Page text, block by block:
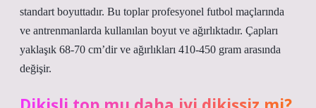
standart boyuttadır. Bu toplar profesyonel futbol maçlarında
ve antrenmanlarda kullanılan boyut ve ağırlıktadır. Çapları
yaklaşık 68-70 cm’dir ve ağırlıkları 410-450 gram arasında
değişir.